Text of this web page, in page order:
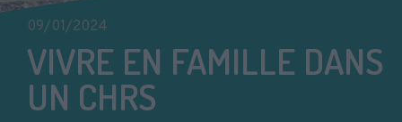
09/01/2024
VIVRE EN FAMILLE DANS
UN CHRS